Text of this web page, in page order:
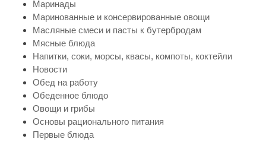
Маринады
Маринованные и консервированные овощи
Масляные смеси и пасты к бутербродам
Мясные блюда
Напитки, соки, морсы, квасы, компоты, коктейли
Новости
Обед на работу
Обеденное блюдо
Овощи и грибы
Основы рационального питания
Первые блюда